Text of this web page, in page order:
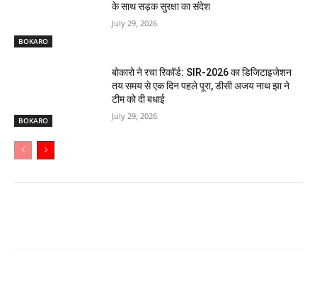
BOKARO
के साथ सड़क सुरक्षा का संदेश
July 29, 2026
BOKARO
बोकारो ने रचा रिकॉर्ड: SIR-2026 का डिजिटाइजेशन
तय समय से एक दिन पहले पूरा, डीसी अजय नाथ झा ने
टीम को दी बधाई
July 29, 2026